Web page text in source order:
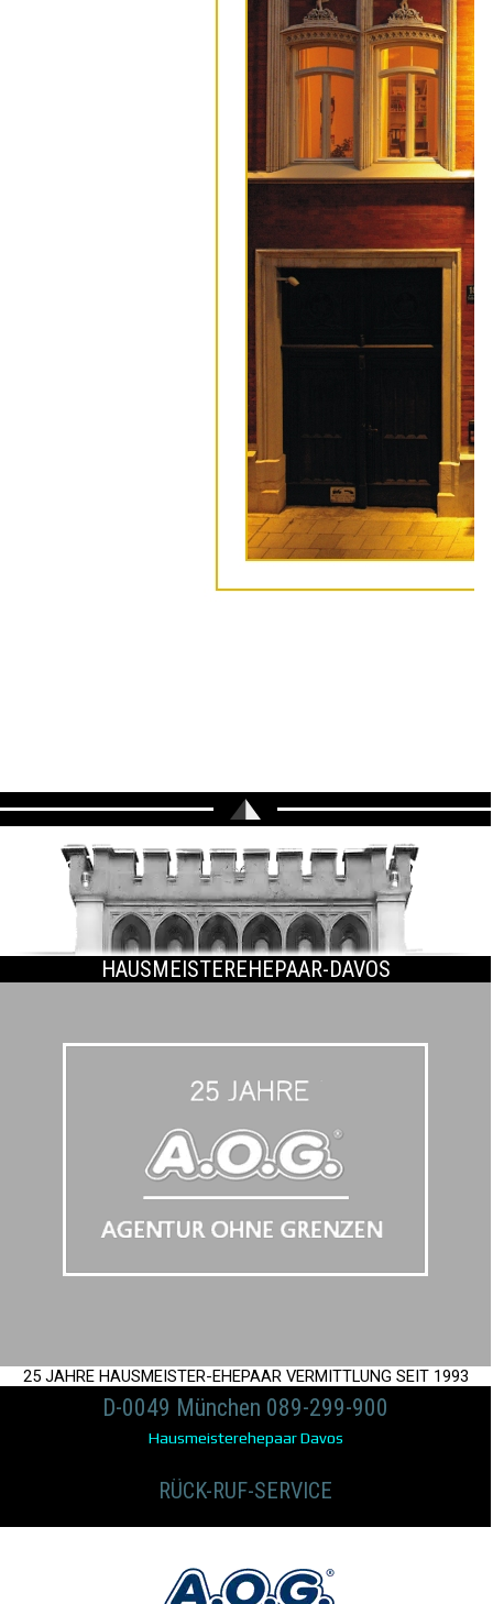
HAUSMEISTEREHEPAAR-DAVOS
25 JAHRE HAUSMEISTER-EHEPAAR VERMITTLUNG SEIT 1993
D-0049 München 089-299-900
Hausmeisterehepaar Davos
RÜCK-RUF-SERVICE